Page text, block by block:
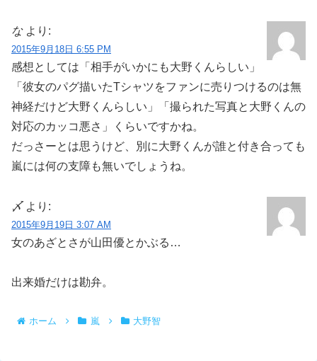
な より:
2015年9月18日 6:55 PM
感想としては「相手がいかにも大野くんらしい」
「彼女のパグ描いたTシャツをファンに売りつけるのは無
神経だけど大野くんらしい」「撮られた写真と大野くんの
対応のカッコ悪さ」くらいですかね。
だっさーとは思うけど、別に大野くんが誰と付き合っても
嵐には何の支障も無いでしょうね。
〆 より:
2015年9月19日 3:07 AM
女のあざとさが山田優とかぶる…
出来婚だけは勘弁。
ホーム 嵐 大野智